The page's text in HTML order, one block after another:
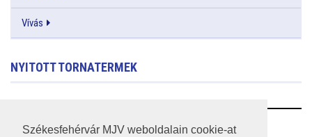
Székesfehérvár MJV weboldalain cookie-at
Vívás
NYITOTT TORNATERMEK
RSS